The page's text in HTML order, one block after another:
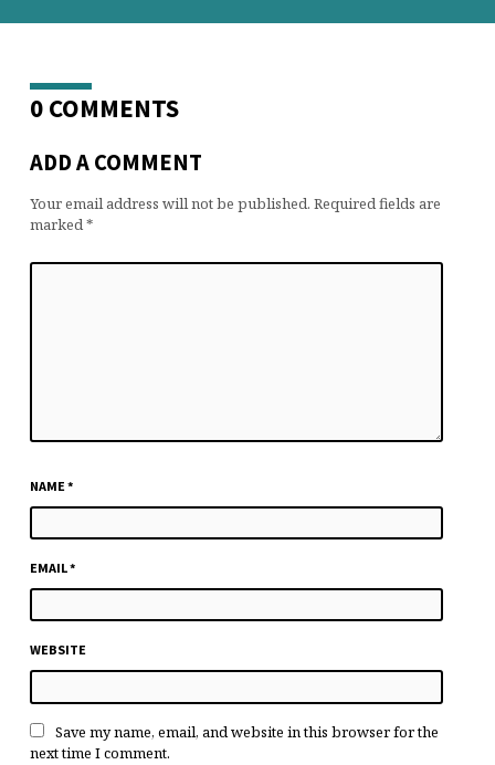
0 COMMENTS
ADD A COMMENT
Your email address will not be published. Required fields are
marked *
NAME *
EMAIL*
WEBSITE
Save my name, email, and website in this browser for the
next time I comment.